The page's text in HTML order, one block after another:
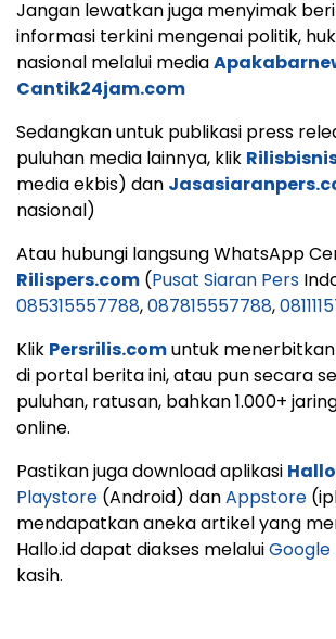
Jangan lewatkan juga menyimak
informasi terkini mengenai politik,
nasional melalui media
Cantik24jam.com
Sedangkan untuk publikasi press
puluhan media lainnya, klik
media ekbis) dan
nasional)
Atau hubungi langsung WhatsApp
Rilispers.com (Pusat Siaran Pers
085315557788,087815557788,
Klik Persrilis.comuntuk
di portal berita ini, atau pun secara
puluhan, ratusan, bahkan 1.000+
online.
Pastikan juga download aplikasi
Playstore (Android) danAppstore
mendapatkan aneka artikel yang
Hallo.id dapat diakses melaluiGoogle
kasih.